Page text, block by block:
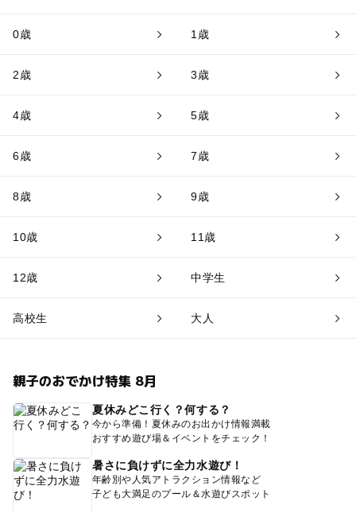
0歳 1歳
2歳 3歳
4歳 5歳
6歳 7歳
8歳 9歳
10歳 11歳
12歳 中学生
高校生 大人
親子のおでかけ特集 8月
夏休みどこ行く？何する？
今から準備！夏休みのお出かけ情報満載
おすすめ遊び場＆イベントをチェック！
暑さに負けずに全力水遊び！
年齢別や人気アトラクション情報など
子ども大満足のプール＆水遊びスポット